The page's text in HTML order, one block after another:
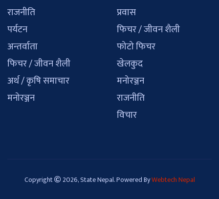
राजनीति
पर्यटन
अन्तर्वाता
फिचर / जीवन शैली
अर्थ / कृषि समाचार
मनोरञ्जन
प्रवास
फिचर / जीवन शैली
फोटो फिचर
खेलकुद
मनोरञ्जन
राजनीति
विचार
Copyright 2026, State Nepal. Powered ByWebtech Nepal